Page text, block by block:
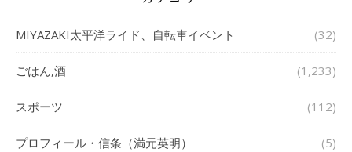
MIYAZAKI太平洋ライド、自転車イベント (32)
ごはん,酒 (1,233)
スポーツ (112)
プロフィール・信条（満元英明） (5)